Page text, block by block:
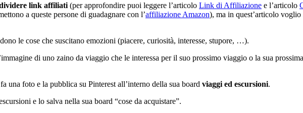
link affiliati (per approfondire puoi leggere l’articolo Link di Affiliazione e l’articolo
a queste persone di guadagnare con l’affiliazione Amazon), ma in quest’articolo
le cose che suscitano emozioni (piacere, curiosità, interesse, stupore, …).
di uno zaino da viaggio che le interessa per il suo prossimo viaggio o la sua
una foto e la pubblica su Pinterest all’interno della sua board viaggi ed escursioni.
e lo salva nella sua board “cose da acquistare”.